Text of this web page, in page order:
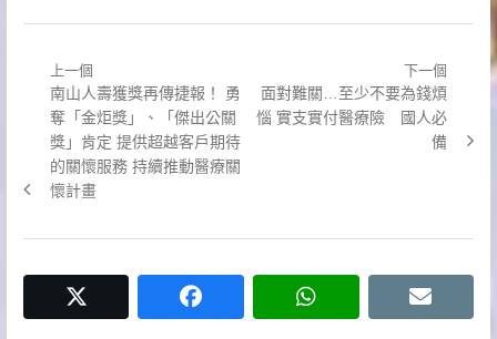
覽
上一個
Previous
post:
南山人壽獲獎再傳捷報！ 勇
奪「金炬獎」、「傑出公關
獎」肯定 提供超越客戶期待
的關懷服務 持續推動醫療關
懷計畫
下一個
Next
post:
面對難關…至少不要為錢煩
惱 實支實付醫療險 國人必
備
facebook whatsapp email